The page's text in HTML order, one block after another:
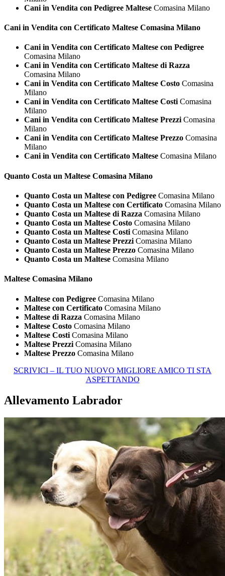
Cani in Vendita con Pedigree Maltese Comasina Milano
Cani in Vendita con Certificato Maltese Comasina Milano
Cani in Vendita con Certificato Maltese con Pedigree
Comasina Milano
Cani in Vendita con Certificato Maltese di Razza
Comasina Milano
Cani in Vendita con Certificato Maltese Costo Comasina
Milano
Cani in Vendita con Certificato Maltese CostiComasina
Milano
Cani in Vendita con Certificato Maltese PrezziComasina
Milano
Cani in Vendita con Certificato Maltese Prezzo Comasina
Milano
Cani in Vendita con Certificato Maltese Comasina Milano
Quanto Costa un Maltese Comasina Milano
Quanto Costa un Maltese con Pedigree Comasina Milano
Quanto Costa un Maltese con Certificato Comasina Milano
Quanto Costa un Maltese di Razza Comasina Milano
Quanto Costa un Maltese Costo Comasina Milano
Quanto Costa un Maltese Costi Comasina Milano
Quanto Costa un Maltese Prezzi Comasina Milano
Quanto Costa un Maltese Prezzo Comasina Milano
Quanto Costa un Maltese Comasina Milano
Maltese Comasina Milano
Maltese con Pedigree Comasina Milano
Maltese con Certificato Comasina Milano
Maltese di Razza Comasina Milano
Maltese Costo Comasina Milano
Maltese Costi Comasina Milano
Maltese Prezzi Comasina Milano
Maltese Prezzo Comasina Milano
SCRIVICI – IL TUO NUOVO MIGLIORE AMICO TI STA
ASPETTANDO
Allevamento Labrador